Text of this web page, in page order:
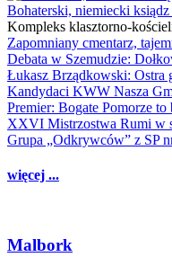
Bohaterski, niemiecki
Kompleks klasztorno-
Zapomniany cmentarz,
Debata w Szemudzie:
Łukasz Brządkowski: Ostra
Kandydaci KWW Nasza
Premier: Bogate Pomorze to
XXVI Mistrzostwa Rumi w
Grupa „Odkrywców” z SP
więcej ...
Malbork